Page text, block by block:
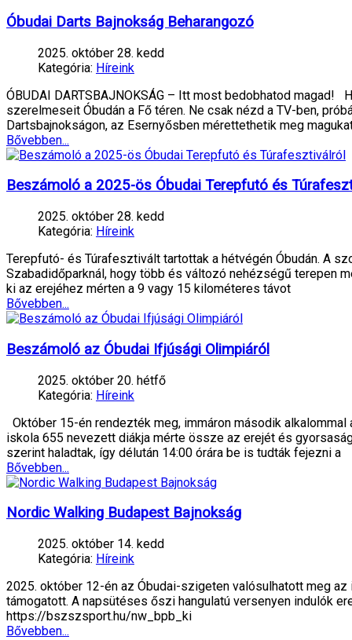
Óbudai Darts Bajnokság Beharangozó
2025. október 28. kedd
Kategória: Híreink
ÓBUDAI DARTSBAJNOKSÁG – Itt most bedobhatod
szerelmeseit Óbudán a Fő téren. Ne csak nézd a TV-ben,
Dartsbajnokságon, az Esernyősben mérettethetik meg
Bővebben...
Beszámoló a 2025-ös Óbudai Terepfutó és
2025. október 28. kedd
Kategória: Híreink
Terepfutó- és Túrafesztivált tartottak a hétvégén Óbudán. A
Szabadidőparknál, hogy több és változó nehézségű terepen
ki az erejéhez mérten a 9 vagy 15 kilométeres távot
Bővebben...
Beszámoló az Óbudai Ifjúsági Olimpiáról
2025. október 20. hétfő
Kategória: Híreink
Október 15-én rendezték meg, immáron második
iskola 655 nevezett diákja mérte össze az erejét és
szerint haladtak, így délután 14:00 órára be is tudták fejezni a
Bővebben...
Nordic Walking Budapest Bajnokság
2025. október 14. kedd
Kategória: Híreink
2025. október 12-én az Óbudai-szigeten valósulhatott meg
támogatott. A napsütéses őszi hangulatú versenyen indulók
https://bszszsport.hu/nw_bpb_ki
Bővebben...